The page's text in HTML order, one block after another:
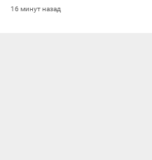
16 минут назад